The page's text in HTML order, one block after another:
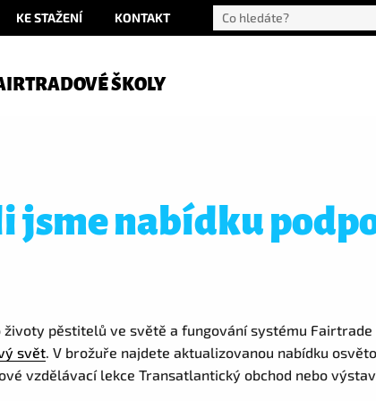
KE STAŽENÍ KONTAKT
ŠKOLY
jsme nabídku
pěstitelů ve světě a fungování systému Fairtrade
svět. V brožuře najdete aktualizovanou nabídku
vzdělávací lekce Transatlantický obchod nebo